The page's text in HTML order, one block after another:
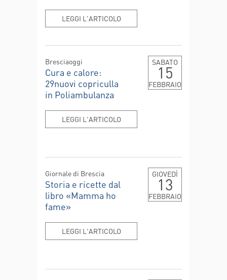
LEGGI L'ARTICOLO
Bresciaoggi
Cura e calore:
29nuovi copriculla
in Poliambulanza
LEGGI L'ARTICOLO
SABATO
15
FEBBRAIO
Giornale di Brescia
Storia e ricette dal
libro «Mamma ho
fame»
LEGGI L'ARTICOLO
GIOVEDÌ
13
FEBBRAIO